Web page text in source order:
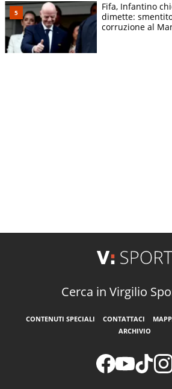
Fifa, Infantino
dimette:
corruzione al
Cerca in Virgilio
CONTENUTI SPECIALI CONTATTACI
ARCHIVIO